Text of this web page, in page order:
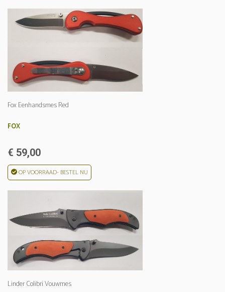
Fox Eenhandsmes Red
FOX
€ 59,00
OP VOORRAAD- BESTEL NU
Linder Colibri Vouwmes